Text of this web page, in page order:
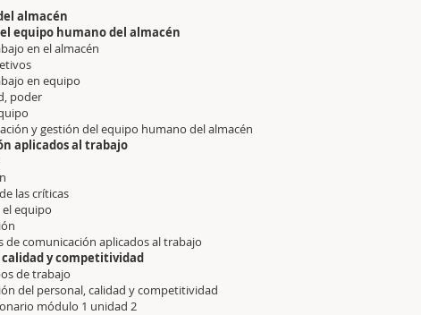
almacén
equipo humano del almacén
en el almacén
en equipo
poder
y gestión del equipo humano del almacén
aplicados al trabajo
las críticas
equipo
de comunicación aplicados al trabajo
y competitividad
de trabajo
del personal, calidad y competitividad
módulo 1 unidad 2